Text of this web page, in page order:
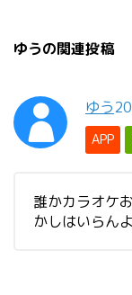
ゆうの関連投稿
ゆう
APP
誰かカラオケ
かしはいらん